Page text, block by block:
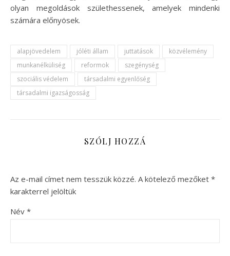
olyan megoldások születhessenek, amelyek mindenki
számára előnyösek.
alapjövedelem jóléti állam juttatások
közvélemény
munkanélküliség
reformok
szegénység
szociális védelem
társadalmi egyenlőség
társadalmi igazságosság
SZÓLJ HOZZÁ
Az e-mail címet nem tesszük közzé. A kötelező mezőket *
karakterrel jelöltük
Név *